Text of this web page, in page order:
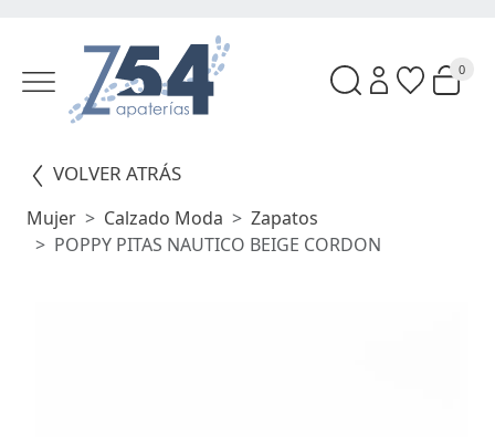
0
VOLVER ATRÁS
Mujer Calzado Moda
Zapatos
POPPY PITAS NAUTICO BEIGE CORDON